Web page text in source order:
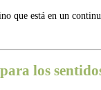
que está en un
los